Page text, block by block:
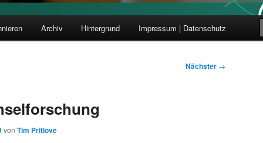
Archiv Hintergrund Impressum | Datenschutz
Nächster →
von Tim Pritlove